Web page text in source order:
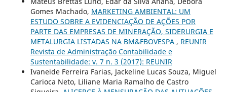
Gomes Machado, MARKETING AMBIENTAL: UM
ESTUDO SOBRE A EVIDENCIAÇÃO DE AÇÕES POR
PARTE DAS EMPRESAS DE MINERAÇÃO, SIDERURGIA E
METALURGIA LISTADAS NA BM&FBOVESPA , REUNIR
Revista de Administração Contabilidade e
Sustentabilidade: v. 7 n. 3 (2017): REUNIR
Ivaneide Ferreira Farias, Jackeline Lucas Souza, Miguel
Carioca Neto, Liliane Maria Ramalho de Castro